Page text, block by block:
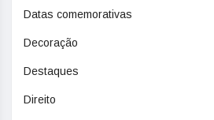
Datas comemorativas
Decoração
Destaques
Direito